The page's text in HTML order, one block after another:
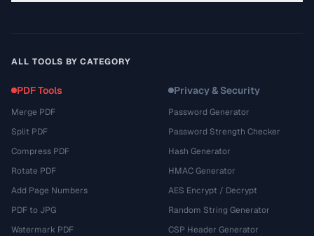
ALL TOOLS BY CATEGORY
PDF Tools
Merge PDF
Split PDF
Compress PDF
Rotate PDF
Add Page Numbers
PDF to JPG
Watermark PDF
Privacy & Security
Password Generator
Password Strength Checker
Hash Generator
HMAC Generator
AES Encrypt / Decrypt
Random String Generator
CSP Header Generator